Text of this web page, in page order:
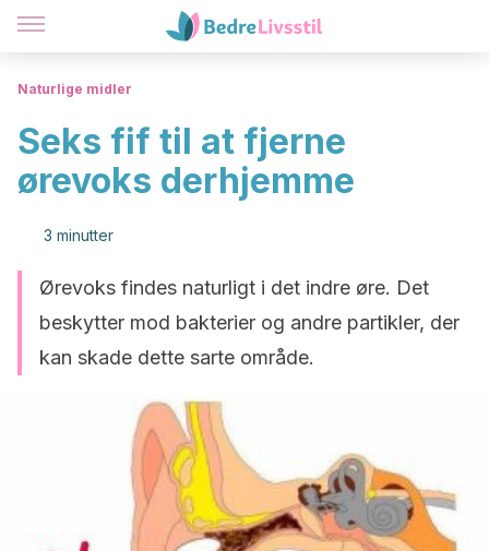
Naturlige midler
Seks fif til at fjerne
ørevoks derhjemme
3 minutter
Ørevoks findes naturligt i det indre øre. Det
beskytter mod bakterier og andre partikler, der
kan skade dette sarte område.